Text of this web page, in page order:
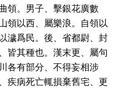
領。男子、擊銀花廣數
領以西、屬樂浪。自領以
濊爲民。後、省都尉、封
皆其種也。漢末更、屬句
各有部分、不得妄相涉
疾病死亡輒損棄舊宅、更